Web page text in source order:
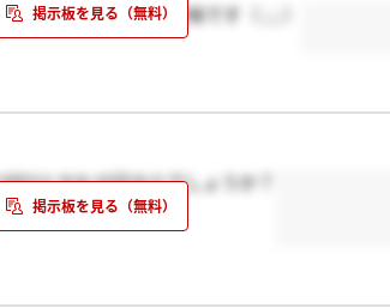
しょうか？という意味です（ ; ; ）
とかも15日からでしょうか？